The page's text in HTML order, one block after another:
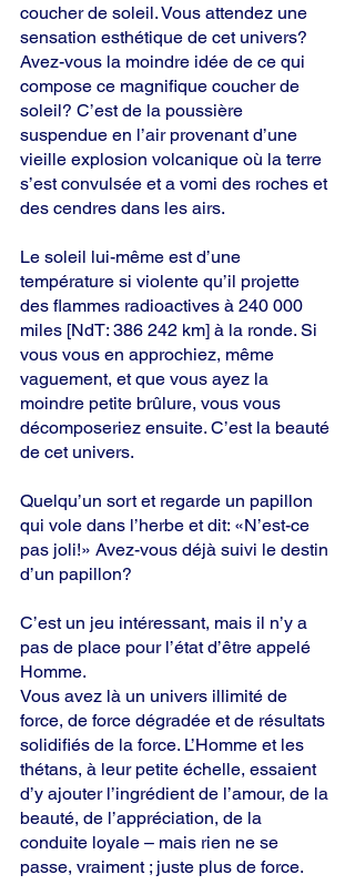
coucher de soleil. Vous attendez une
sensation esthétique de cet univers?
Avez-vous la moindre idée de ce qui
compose ce magnifique coucher de
soleil? C’est de la poussière
suspendue en l’air provenant d’une
vieille explosion volcanique où la terre
s’est convulsée et a vomi des roches et
des cendres dans les airs.
Le soleil lui-même est d’une
température si violente qu’il projette
des flammes radioactives à 240 000
miles [NdT: 386 242 km] à la ronde. Si
vous vous en approchiez, même
vaguement, et que vous ayez la
moindre petite brûlure, vous vous
décomposeriez ensuite. C’est la beauté
de cet univers.
Quelqu’un sort et regarde un papillon
qui vole dans l’herbe et dit: «N’est-ce
pas joli!» Avez-vous déjà suivi le destin
d’un papillon?
C’est un jeu intéressant, mais il n’y a
pas de place pour l’état d’être appelé
Homme.
Vous avez là un univers illimité de
force, de force dégradée et de résultats
solidifiés de la force. L’Homme et les
thétans, à leur petite échelle, essaient
d’y ajouter l’ingrédient de l’amour, de la
beauté, de l’appréciation, de la
conduite loyale – mais rien ne se
passe, vraiment ; juste plus de force.